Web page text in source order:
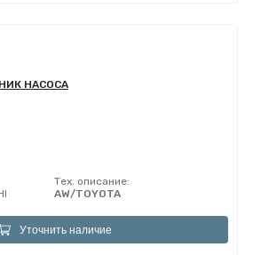
НАСОСА
Тех. описание:
AW/TOYOTA
Уточнить наличие